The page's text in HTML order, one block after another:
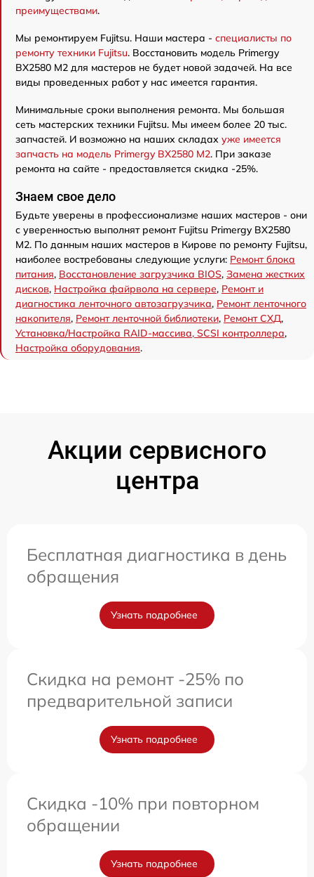
преимуществами.
Мы ремонтируем Fujitsu. Наши мастера - специалисты по
ремонту техники Fujitsu. Восстановить модель Primergy
BX2580 M2 для мастеров не будет новой задачей. На все
виды проведенных работ у нас имеется гарантия.
Минимальные сроки выполнения ремонта. Мы большая
сеть мастерских техники Fujitsu. Мы имеем более 20 тыс.
запчастей. И возможно на наших складах уже имеется
запчасть на модель Primergy BX2580 M2. При заказе
ремонта на сайте - предоставляется скидка -25%.
Знаем свое дело
Будьте уверены в профессионализме наших мастеров - они
с уверенностью выполнят ремонт Fujitsu Primergy BX2580
M2. По данным наших мастеров в Кирове по ремонту Fujitsu,
наиболее востребованы следующие услуги: Ремонт блока
питания, Восстановление загрузчика BIOS, Замена жестких
дисков, Настройка файрвола на сервере, Ремонт и
диагностика ленточного автозагрузчика, Ремонт ленточного
накопителя, Ремонт ленточной библиотеки, Ремонт СХД,
Установка/Настройка RAID-массива, SCSI контроллера,
Настройка оборудования.
Акции сервисного
центра
Бесплатная диагностика в день
обращения
Узнать подробнее
Скидка на ремонт -25% по
предварительной записи
Узнать подробнее
Скидка -10% при повторном
обращении
Узнать подробнее